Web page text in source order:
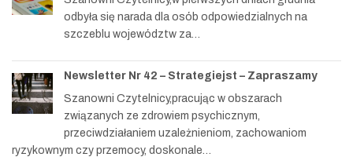
odbyła się narada dla osób odpowiedzialnych na
szczeblu województw za…
Newsletter Nr 42 – Strategiejst – Zapraszamy
Szanowni Czytelnicy,pracując w obszarach
związanych ze zdrowiem psychicznym,
przeciwdziałaniem uzależnieniom, zachowaniom
ryzykownym czy przemocy, doskonale…